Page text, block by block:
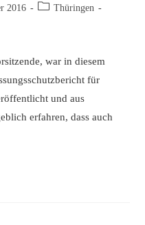
2016
Beitrags-
Thüringen
war in diesem
für
und aus
erfahren, dass auch